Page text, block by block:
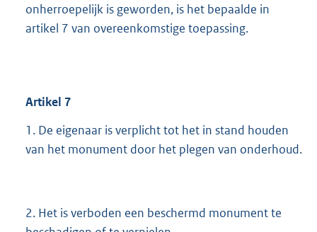
onherroepelijk is geworden, is het bepaalde in
artikel 7 van overeenkomstige toepassing.
Artikel 7
1. De eigenaar is verplicht tot het in stand houden
van het monument door het plegen van onderhoud.
2. Het is verboden een beschermd monument te